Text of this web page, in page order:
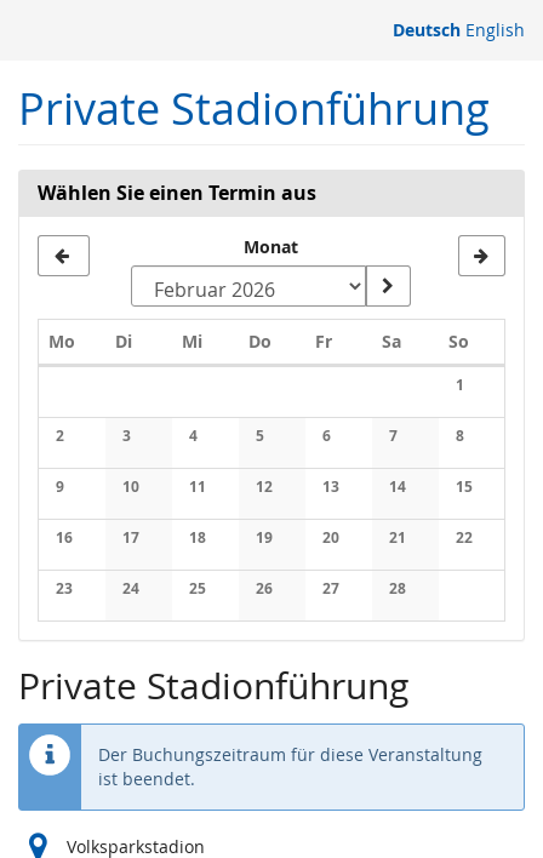
springen
Deutsch English
Private Stadionführung
Wählen Sie einen Termin aus
Monat
Mo Montag
DiDienstag
MiMittwoch
Do Donnerstag
FrFreitagSaSamstag
So
1
Keine
2
Keine Veranstaltungen
3
Keine Veranstaltungen
4
Keine Veranstaltungen
5
Keine Veranstaltungen
6
Keine Veranstaltungen
7
Keine
8
Keine
9
Keine Veranstaltungen
10
Keine Veranstaltungen
11
Keine Veranstaltungen
12
Keine Veranstaltungen
13
Keine Veranstaltungen
14
Keine
15
Keine
16
Keine Veranstaltungen
17
Keine Veranstaltungen
18
Keine Veranstaltungen
19
Keine Veranstaltungen
20
Keine Veranstaltungen
21
Keine
22
Keine
23
Keine Veranstaltungen
24
Keine Veranstaltungen
25
Keine Veranstaltungen
26
Keine Veranstaltungen
27
Keine Veranstaltungen
28
Keine
Private Stadionführung
Der Buchungszeitraum für diese Veranstaltung
ist beendet.
Volksparkstadion